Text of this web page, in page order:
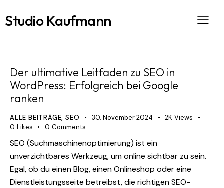
Studio Kaufmann
Der ultimative Leitfaden zu SEO in
WordPress: Erfolgreich bei Google
ranken
ALLE BEITRÄGE,SEO 30. November 2024 2K Views
0 Likes 0 Comments
SEO (Suchmaschinenoptimierung) ist ein
unverzichtbares Werkzeug, um online sichtbar zu sein.
Egal, ob du einen Blog, einen Onlineshop oder eine
Dienstleistungsseite betreibst, die richtigen SEO-